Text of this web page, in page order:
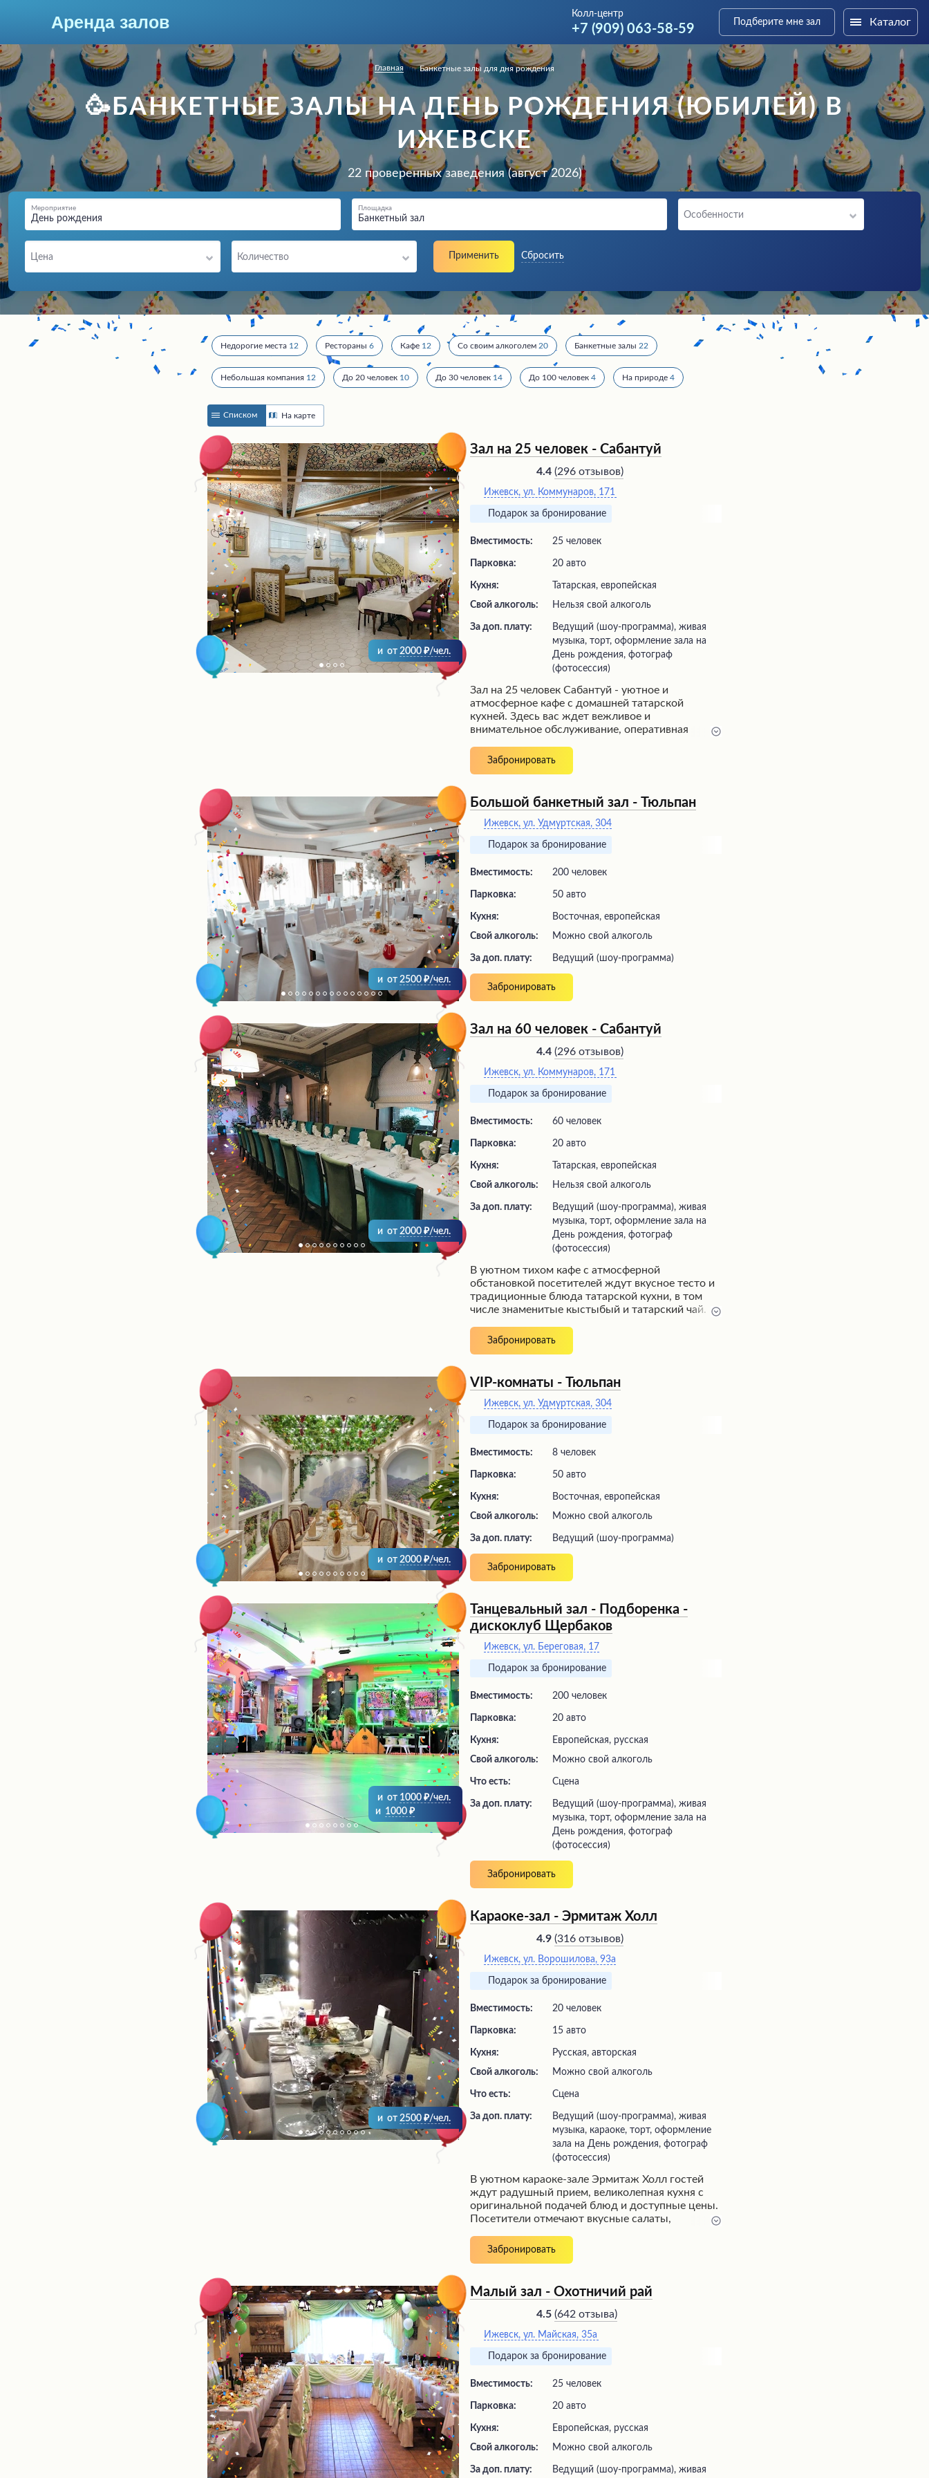
Аренда залов
Ижевск
Колл-центр
+7 (909) 063-58-59
Подберите мне зал
Колл-центр
+7 (909) 063-58-59 Подберите мне зал Каталог
Главная Банкетные залы для дня рождения
🥳БАНКЕТНЫЕ ЗАЛЫ НА ДЕНЬ РОЖДЕНИЯ (ЮБИЛЕЙ) В
ИЖЕВСКЕ
22 проверенных заведения (август 2026)
День рождения
Мероприятие
Банкетный зал
Площадка
Особенности
Цена Количество Применить Сбросить
Недорогие места 12 Рестораны 6 Кафе 12 Со своим алкоголем 20 Банкетные залы 22
Небольшая компания 12 До 20 человек 10 До 30 человек 14 До 100 человек 4 На природе 4
Списком На карте
и от 2000 /чел.
Зал на 25 человек - Сабантуй
4.4 (296 отзывов)
Ижевск, ул. Коммунаров, 171
Подарок за бронирование
Вместимость: 25 человек
Парковка: 20 авто
Кухня:
Татарская, европейская
Свой алкоголь:
Нельзя свой алкоголь
За доп. плату:
ведущий (шоу-программа), живая
музыка, торт, оформление зала на
День рождения, фотограф
(фотосессия)
Зал на 25 человек Сабантуй - уютное и
атмосферное кафе с домашней татарской
кухней. Здесь вас ждет вежливое и
внимательное обслуживание, оперативная
праздничного меню. Гости высоко ценят уютную
атмосферу, вкусные блюда и напитки, такие как
домашней обстановке и аппетитным ароматам,
кафе рекомендуют посетить как жителям, так и
гостям города.
Забронировать
и от 2500 /чел.
Большой банкетный зал - Тюльпан
Ижевск, ул. Удмуртская, 304
Подарок за бронирование
Вместимость: 200 человек
Парковка: 50 авто
Кухня:
Восточная, европейская
Свой алкоголь:
Можно свой алкоголь
За доп. плату: ведущий (шоу-программа)
Забронировать
и от 2000 /чел.
Зал на 60 человек - Сабантуй
4.4 (296 отзывов)
Ижевск, ул. Коммунаров, 171
Подарок за бронирование
Вместимость: 60 человек
Парковка: 20 авто
Кухня:
Татарская, европейская
Свой алкоголь:
Нельзя свой алкоголь
За доп. плату:
ведущий (шоу-программа), живая
музыка, торт, оформление зала на
День рождения, фотограф
(фотосессия)
В уютном тихом кафе с атмосферной
обстановкой посетителей ждут вкусное тесто и
традиционные блюда татарской кухни, в том
числе знаменитые кыстыбый и татарский чай.
оперативно обслуживает гостей, предлагая
изысканное домашнее меню, а администратор
организует торжества на высшем уровне.
Заведение неизменно остается одним из самых
любимых у местных жителей, а посетители
рекомендуют это кафе всем гостям.
Забронировать
и от 2000 /чел.
VIP-комнаты - Тюльпан
Ижевск, ул. Удмуртская, 304
Подарок за бронирование
Вместимость: 8 человек
Парковка: 50 авто
Кухня:
Восточная, европейская
Свой алкоголь:
Можно свой алкоголь
За доп. плату: ведущий (шоу-программа)
Забронировать
и от 1000
/чел.
и 1000
Танцевальный зал - Подборенка -
дискоклуб Щербаков
Ижевск, ул. Береговая, 17
Подарок за бронирование
Вместимость: 200 человек
Парковка: 20 авто
Кухня:
Европейская, русская
Свой алкоголь:
Можно свой алкоголь
Что есть: сцена
За доп. плату:
ведущий (шоу-программа), живая
музыка, торт, оформление зала на
День рождения, фотограф
(фотосессия)
Забронировать
и от 2500 /чел.
Караоке-зал - Эрмитаж Холл
4.9 (316 отзывов)
Ижевск, ул. Ворошилова, 93а
Подарок за бронирование
Вместимость: 20 человек
Парковка: 15 авто
Кухня:
Русская, авторская
Свой алкоголь:
Можно свой алкоголь
Что есть: сцена
За доп. плату:
ведущий (шоу-программа), живая
музыка, караоке, торт, оформление
зала на День рождения, фотограф
(фотосессия)
В уютном караоке-зале Эрмитаж Холл гостей
ждут радушный прием, великолепная кухня с
оригинальной подачей блюд и доступные цены.
Посетители отмечают вкусные салаты,
обслуживание вежливым персоналом.
Просторные залы, в том числе специально
большим ассортиментом музыки, позволяют
провести здесь семейные торжества или просто
приятно отдохнуть в компании друзей.
Забронировать
Малый зал - Охотничий рай
4.5 (642 отзыва)
Ижевск, ул. Майская, 35а
Подарок за бронирование
Вместимость: 25 человек
Парковка: 20 авто
Кухня:
Европейская, русская
Свой алкоголь:
Можно свой алкоголь
За доп. плату: ведущий (шоу-программа), живая